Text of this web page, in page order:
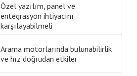
Özel yazılım, panel ve
entegrasyon ihtiyacını
karşılayabilmeli
Arama motorlarında bulunabilirlik
ve hız doğrudan etkiler